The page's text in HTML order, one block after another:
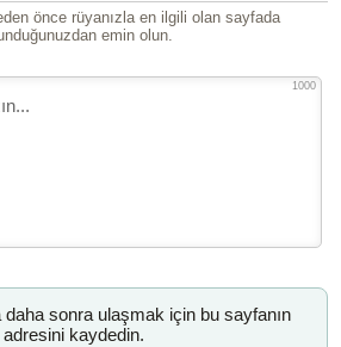
önce rüyanızla en ilgili olan sayfada
emin olun.
1000
sonra ulaşmak için bu sayfanın
adresini kaydedin.